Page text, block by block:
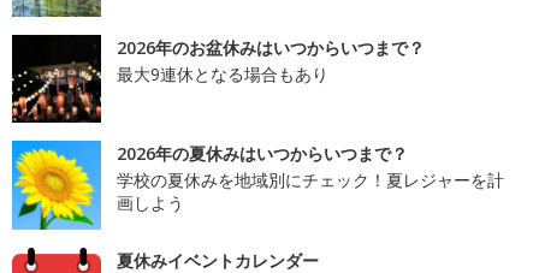
2026年のお盆休みはいつからいつまで？
最大9連休となる場合もあり
2026年の夏休みはいつからいつまで？
学校の夏休みを地域別にチェック！夏レジャーを計
画しよう
夏休みイベントカレンダー